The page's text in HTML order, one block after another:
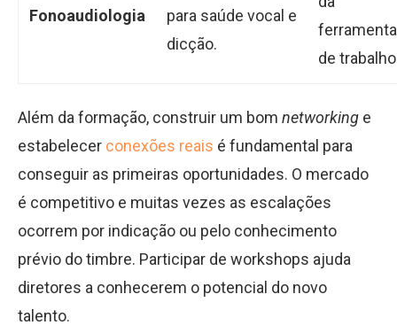
Fonoaudiologia
para saúde vocal e
dicção.
ferramenta
de
Além da formação, construir um bom networking e
estabelecer conexões reais é fundamental para
conseguir as primeiras oportunidades. O mercado
é competitivo e muitas vezes as escalações
ocorrem por indicação ou pelo conhecimento
prévio do timbre. Participar de workshops ajuda
diretores a conhecerem o potencial do novo
talento.